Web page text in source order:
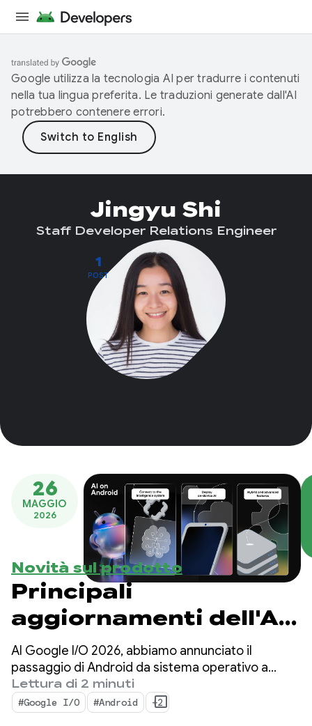
Google utilizza la tecnologia AI per tradurre i contenuti
nella tua lingua preferita. Le traduzioni generate dall'AI
potrebbero contenere errori.
1
POST
Jingyu Shi
Staff Developer Relations Engineer
26
MAGGIO
2026
Novità sul prodotto
Principali
aggiornamenti dell'AI
su Android per creare
esperienze intelligenti
da Google I/O '26
Al Google I/O 2026, abbiamo annunciato il
passaggio di Android da sistema operativo a
sistema di intelligence. Abbiamo anche mostrato
come creare esperienze intelligenti in modo
nativo con il sistema e portare la potenza dell'AI di
Lettura di 2 minuti
#Google I/O #Android +2